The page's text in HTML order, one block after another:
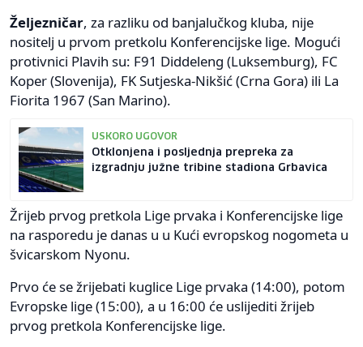
Željezničar, za razliku od banjalučkog kluba, nije
nositelj u prvom pretkolu Konferencijske lige. Mogući
protivnici Plavih su: F91 Diddeleng (Luksemburg), FC
Koper (Slovenija), FK Sutjeska-Nikšić (Crna Gora) ili La
Fiorita 1967 (San Marino).
USKORO UGOVOR
Otklonjena i posljednja prepreka za
izgradnju južne tribine stadiona Grbavica
Žrijeb prvog pretkola Lige prvaka i Konferencijske lige
na rasporedu je danas u u Kući evropskog nogometa u
švicarskom Nyonu.
Prvo će se žrijebati kuglice Lige prvaka (14:00), potom
Evropske lige (15:00), a u 16:00 će uslijediti žrijeb
prvog pretkola Konferencijske lige.